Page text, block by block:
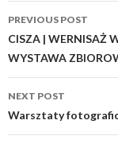
Post
navigation
PREVIOUS POST
CISZA | WERNISAŻ
WYSTAWA
NEXT POST
Warsztaty